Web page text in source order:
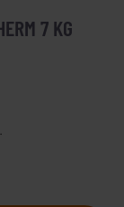
7 KG